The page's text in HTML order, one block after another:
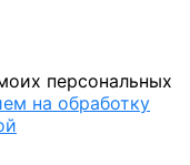
персональных
на обработку